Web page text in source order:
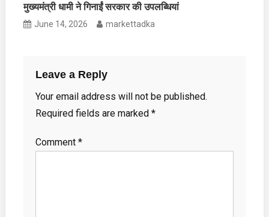
मुख्यमंत्री धामी ने गिनाईं सरकार की उपलब्धियां
June 14, 2026 markettadka
Leave a Reply
Your email address will not be published.
Required fields are marked *
Comment *